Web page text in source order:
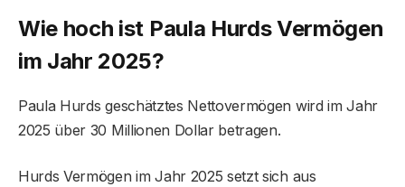
Wie hoch ist Paula Hurds Vermögen
im Jahr 2025?
Paula Hurds geschätztes Nettovermögen wird im Jahr
2025 über 30 Millionen Dollar betragen.
Hurds Vermögen im Jahr 2025 setzt sich aus